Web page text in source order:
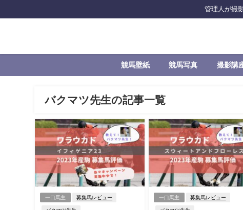
管理人が撮
競馬壁紙 競馬写真 撮影講
バクマツ先生の記事一覧
一口馬主 募集馬レビュー 一口馬主 募集馬レビュー